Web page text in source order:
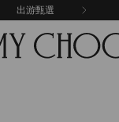
出游甄選